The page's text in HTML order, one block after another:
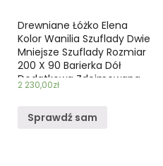
Drewniane Łóżko Elena
Kolor Wanilia Szuflady Dwie
Mniejsze Szuflady Rozmiar
200 X 90 Barierka Dół
Dodatkowa Zdejmowana
Barierka
2 230,00zł
Sprawdź sam